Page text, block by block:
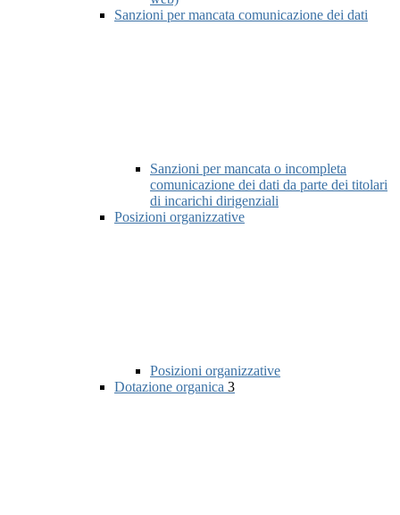
Sanzioni per mancata comunicazione dei dati
Sanzioni per mancata o incompleta
comunicazione dei dati da parte dei titolari
di incarichi dirigenziali
Posizioni organizzative
Posizioni organizzative
Dotazione organica 3